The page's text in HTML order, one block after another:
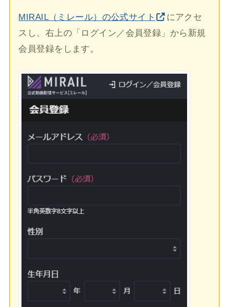
MIRAIL（ミレール）の公式サイト
にアクセ
スし、右上の「ログイン／会員登録」から新規
会員登録をします。